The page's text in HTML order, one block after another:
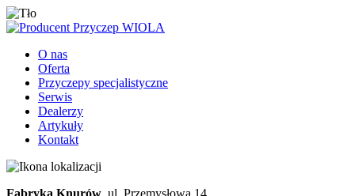
O nas
Oferta
Przyczepy specjalistyczne
Serwis
Dealerzy
Artykuły
Kontakt
Fabryka Knurów, ul. Przemysłowa 14